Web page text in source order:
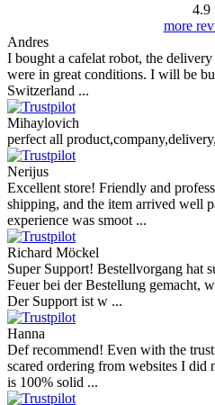
4.9
more
Andres
I bought a cafelat robot, the
were in great conditions. I will be
Switzerland ...
Mihaylovich
perfect all
Nerijus
Excellent store! Friendly and
shipping, and the item arrived well
experience was smoot ...
Richard Möckel
Super Support! Bestellvorgang hat
Feuer bei der Bestellung gemacht,
Der Support ist w ...
Hanna
Def recommend! Even with the
scared ordering from websites I did
is 100% solid ...